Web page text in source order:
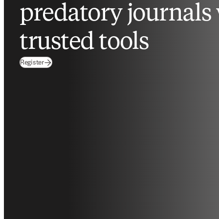
predatory journals
trusted tools
Register(opens in new tab/window